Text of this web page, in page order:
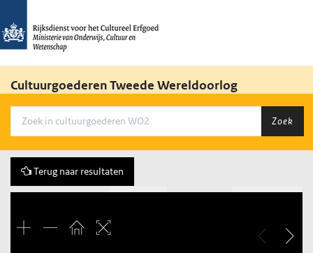
Cultuurgoederen Tweede Wereldoorlog
Zoek
Terug naar resultaten